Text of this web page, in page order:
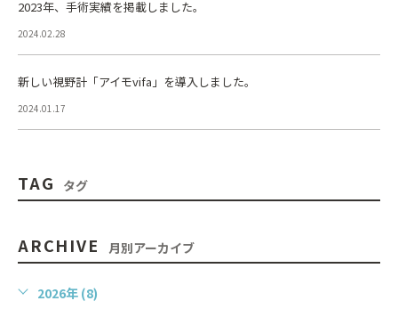
2023年、手術実績を掲載しました。
2024.02.28
新しい視野計「アイモvifa」を導入しました。
2024.01.17
TAG タグ
ARCHIVE 月別アーカイブ
2026年 (8)